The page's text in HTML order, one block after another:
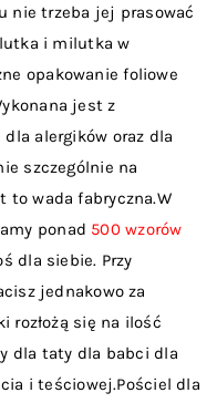
nie trzeba jej prasować
i milutka w
opakowanie foliowe
jest z
alergików oraz dla
szczególnie na
to wada fabryczna.W
ponad 500 wzorów
dla siebie. Przy
jednakowo za
rozłożą się na ilość
dla taty dla babci dla
i teściowej.Pościel dla